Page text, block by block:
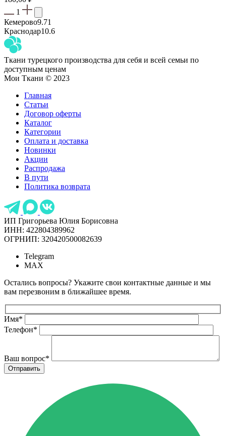
1
Кемерово9.71
Краснодар10.6
Ткани турецкого производства для себя и всей семьи по
доступным ценам
Мои Ткани © 2023
Главная
Статьи
Договор оферты
Каталог
Категории
Оплата и доставка
Новинки
Акции
Распродажа
В пути
Политика возврата
ИП Григорьева Юлия Борисовна
ИНН: 422804389962
ОГРНИП: 320420500082639
Telegram
MAX
Остались вопросы? Укажите свои контактные данные и мы
вам перезвоним в ближайшее время.
Имя*
Телефон*
Ваш вопрос*